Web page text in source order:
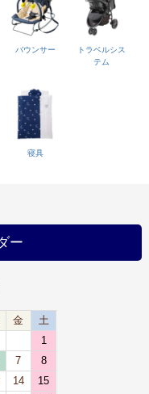
バウンサー
トラベルシス
テム
寝具
ー
金
土
1
7
8
14
15